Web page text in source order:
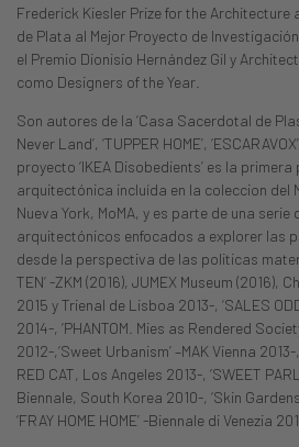
Frederick Kiesler Prize for the Architecture
de Plata al Mejor Proyecto de
el Premio Dionisio Hernández Gil y
como Designers of the Year.
Son autores de la ‘Casa Sacerdotal de
Never Land’, ‘TUPPER HOME’,
proyecto ‘IKEA Disobedients’ es la
arquitectónica incluída en la coleccion del
Nueva York, MoMA, y es parte de una serie
arquitectónicos enfocados a explorer las
desde la perspectiva de las politicas
TEN’ -ZKM (2016), JUMEX Museum (2016),
2015 y Trienal de Lisboa 2013-, ‘SALES
2014-, ‘PHANTOM. Mies as Rendered
2012-,‘Sweet Urbanism’ –MAK Vienna
RED CAT, Los Angeles 2013-, ‘SWEET
Biennale, South Korea 2010-, ‘Skin
‘FRAY HOME HOME’ -Biennale di Venezia